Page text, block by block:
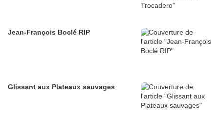
Jean-François Boclé RIP
Glissant aux Plateaux sauvages